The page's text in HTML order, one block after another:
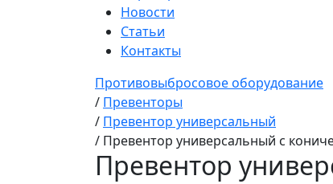
Новости
Статьи
Контакты
Противовыбросовое оборудование
/ Превенторы
/ Превентор универсальный
/ Превентор универсальный c
Превентор